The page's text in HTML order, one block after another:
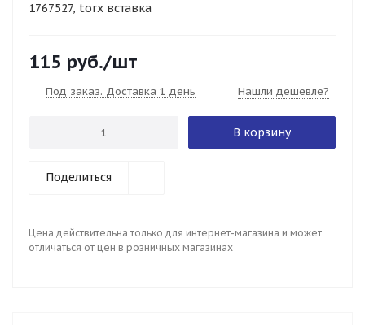
1767527, torx вставка
115 руб./шт
Под заказ. Доставка 1 день Нашли дешевле?
В корзину
Поделиться
Цена действительна только для интернет-магазина и может
отличаться от цен в розничных магазинах